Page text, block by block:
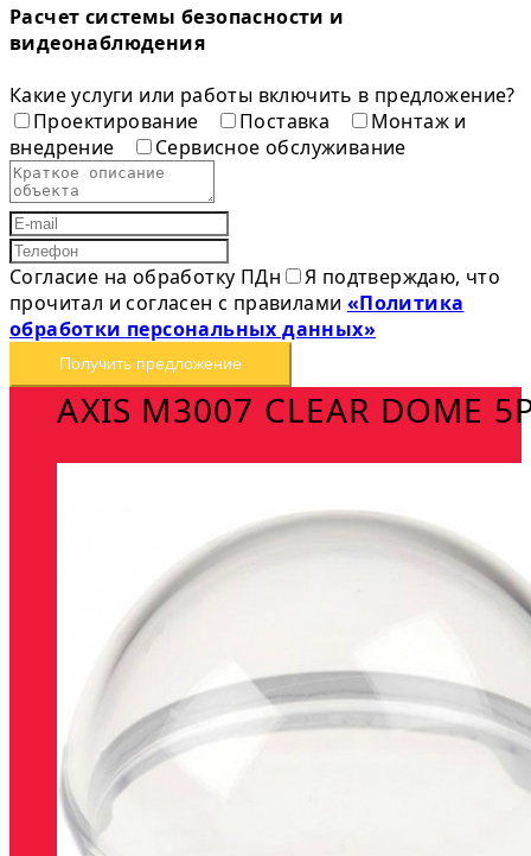
Расчет системы безопасности и
видеонаблюдения
Какие услуги или работы включить в предложение?
Проектирование
Поставка
Монтаж и
внедрение
Сервисное обслуживание
Согласие на обработку ПДн
Я подтверждаю, что
прочитал и согласен с правилами «Политика
обработки персональных данных»
Получить предложение
AXIS M3007 CLEAR DOME